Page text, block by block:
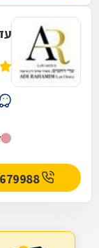
050-6679988